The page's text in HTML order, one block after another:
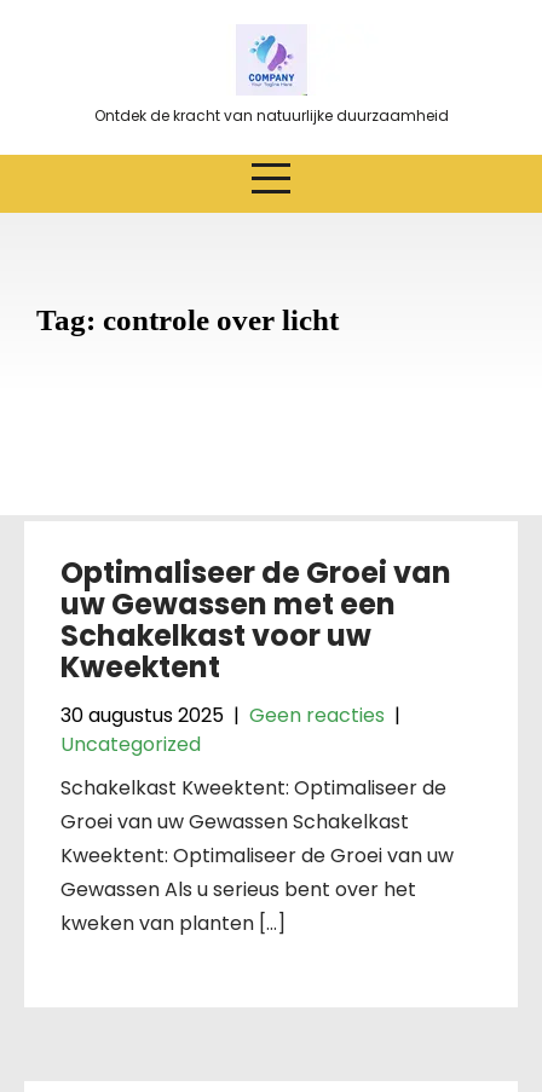
Ontdek de kracht van natuurlijke duurzaamheid
Tag: controle over licht
Optimaliseer de Groei van
uw Gewassen met een
Schakelkast voor uw
Kweektent
30 augustus 2025 | Geen reacties |
Uncategorized
Schakelkast Kweektent: Optimaliseer de
Groei van uw Gewassen Schakelkast
Kweektent: Optimaliseer de Groei van uw
Gewassen Als u serieus bent over het
kweken van planten […]